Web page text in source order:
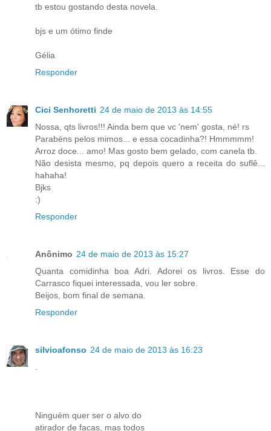
tb estou gostando desta novela.
bjs e um ótimo finde
Gélia
Responder
Cici Senhoretti 24 de maio de 2013 às 14:55
Nossa, qts livros!!! Ainda bem que vc 'nem' gosta, né! rs
Parabéns pelos mimos... e essa cocadinha?! Hmmmmm!
Arroz doce... amo! Mas gosto bem gelado, com canela tb.
Não desista mesmo, pq depois quero a receita do suflê...
hahaha!
Bjks
:)
Responder
Anônimo 24 de maio de 2013 às 15:27
Quanta comidinha boa Adri. Adorei os livros. Esse do
Carrasco fiquei interessada, vou ler sobre.
Beijos, bom final de semana.
Responder
silvioafonso 24 de maio de 2013 às 16:23
Ninguém quer ser o alvo do
atirador de facas, mas todos